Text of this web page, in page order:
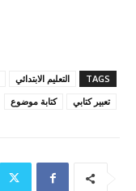
TAGS التعليم الابتدائي
تعبير كتابي
كتابة موضوع